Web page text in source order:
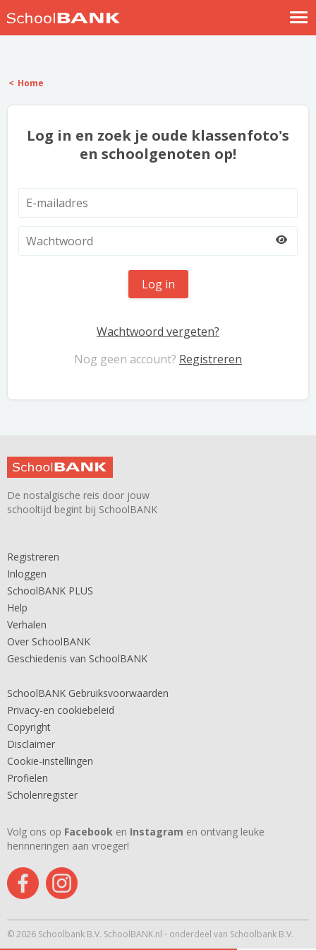
Help
Home
Log in en zoek je oude klassenfoto's
en schoolgenoten op!
Log in
Wachtwoord vergeten?
Nog geen account? Registreren
De nostalgische reis door jouw
schooltijd begint bij SchoolBANK
Registreren
Inloggen
SchoolBANK PLUS
Help
Verhalen
Over SchoolBANK
Geschiedenis van SchoolBANK
SchoolBANK Gebruiksvoorwaarden
Privacy-en cookiebeleid
Copyright
Disclaimer
Cookie-instellingen
Profielen
Scholenregister
Volg ons op Facebook en Instagram en ontvang leuke
herinneringen aan vroeger!
© 2026 Schoolbank B.V. SchoolBANK.nl - onderdeel van Schoolbank B.V.